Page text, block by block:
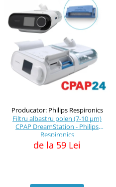
Producator: Philips Respironics
Filtru albastru polen (7-10 μm)
CPAP DreamStation - Philips
Respironics
de la 59 Lei